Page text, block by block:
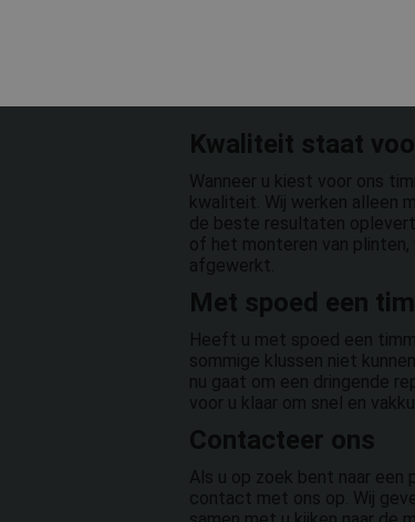
Kwaliteit staat
Wanneer u kiest voor ons
kwaliteit. Wij werken alleen
de beste resultaten
of het monteren van
afgewerkt.
Met spoed een
Heeft u met spoed een
sommige klussen niet
nu gaat om een dringende
voor u klaar om snel en
Contacteer ons
Als u op zoek bent naar een
contact met ons op. Wij